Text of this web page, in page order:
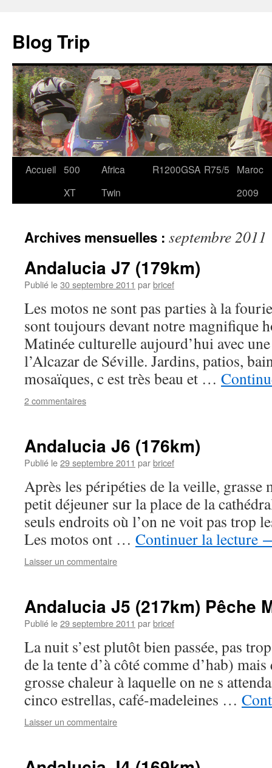
Blog Trip
Aller
Accueil 500
XT
Africa
Twin
R1200GSA R75/5
Maroc
2009
Archives mensuelles : septembre 2011
Andalucia J7 (179km)
Publié le30 septembre 2011 parbricef
Les motos ne sont pas parties à la
sont toujours devant notre magnifique
Matinée culturelle aujourd’hui avec
l’Alcazar de Séville. Jardins, patios,
mosaïques, c est très beau et …
2 commentaires
Andalucia J6 (176km)
Publié le29 septembre 2011 parbricef
Après les péripéties de la veille, grasse
petit déjeuner sur la place de la
seuls endroits où l’on ne voit pas trop
Les motos ont … Continuer la lecture
Laisser un commentaire
Andalucia J5 (217km) Pêche
Publié le29 septembre 2011 parbricef
La nuit s’est plutôt bien passée, pas
de la tente d’à côté comme d’hab)
grosse chaleur à laquelle on ne s
cinco estrellas, café-madeleines …
Laisser un commentaire